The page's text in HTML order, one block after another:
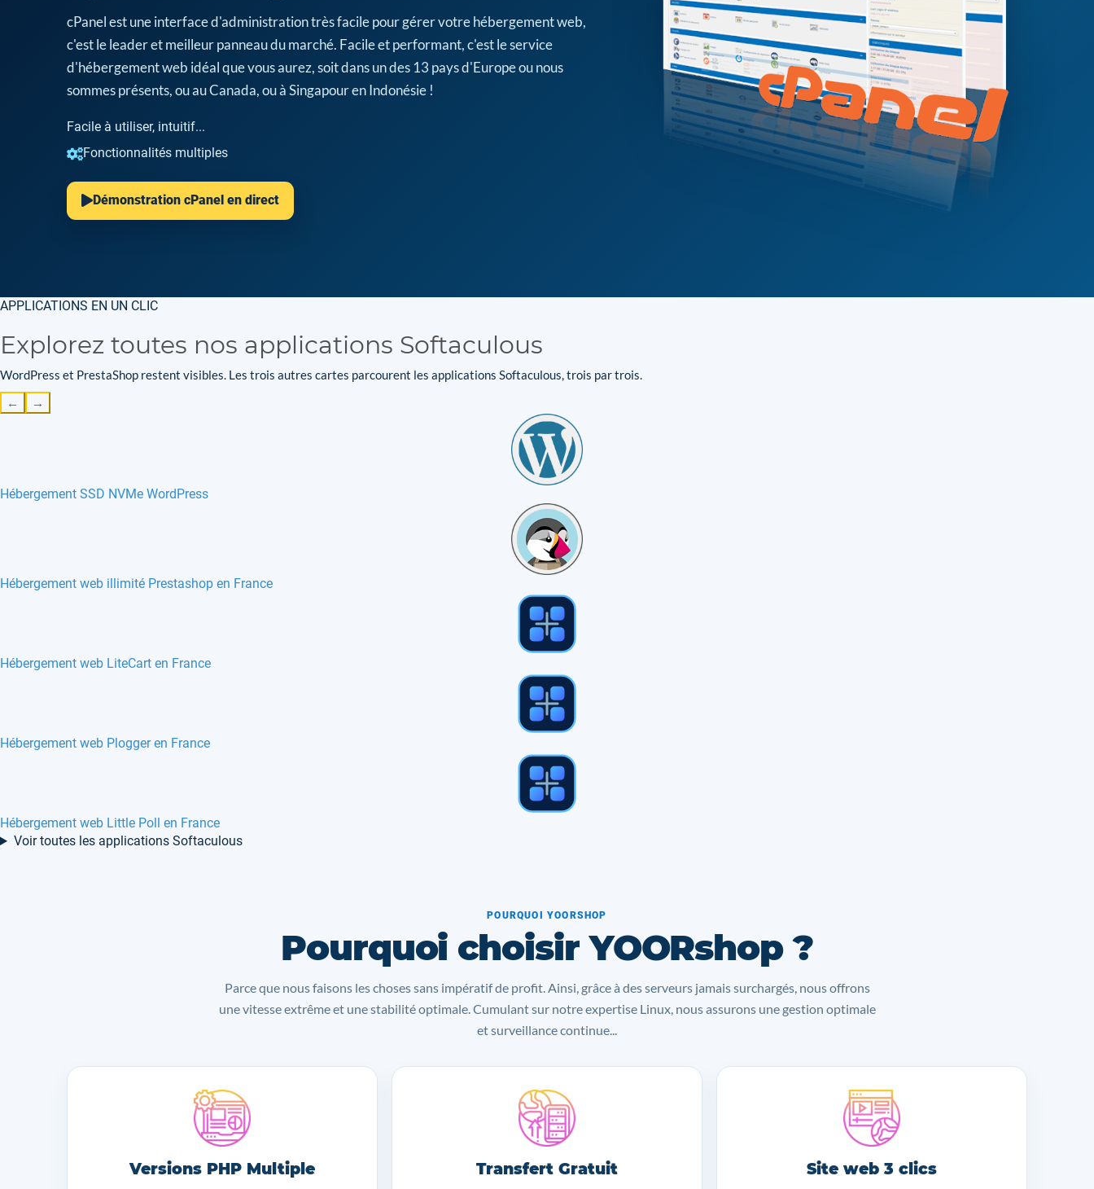
cPanel est une interface d'administration très facile pour gérer votre hébergement web,
c'est le leader et meilleur panneau du marché. Facile et performant, c'est le service
d'hébergement web idéal que vous aurez, soit dans un des 13 pays d'Europe ou nous
sommes présents, ou au Canada, ou à Singapour en Indonésie !
Facile à utiliser, intuitif...
Fonctionnalités multiples
Démonstration cPanel en direct
APPLICATIONS EN UN CLIC
Explorez toutes nos applications Softaculous
WordPress et PrestaShop restent visibles. Les trois autres cartes parcourent les applications Softaculous, trois par trois.
← →
Hébergement SSD NVMe WordPress
Hébergement web illimité Prestashop en France
Hébergement web LiteCart en France
Hébergement web Plogger en France
Hébergement web Little Poll en France
Voir toutes les applications Softaculous
POURQUOI YOORSHOP
Pourquoi choisir YOORshop ?
Parce que nous faisons les choses sans impératif de profit. Ainsi, grâce à des serveurs jamais surchargés, nous offrons
une vitesse extrême et une stabilité optimale. Cumulant sur notre expertise Linux, nous assurons une gestion optimale
et surveillance continue...
Versions PHP Multiple Transfert Gratuit Site web 3 clics